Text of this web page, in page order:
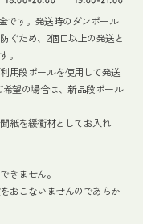
です。発送時のダンボール
ぐため、2個口以上の発送と
。
用段ボールを使用して発送
望の場合は、新品段ボール
紙を緩衝材としてお入れ
きません。
おこないませんのであらか